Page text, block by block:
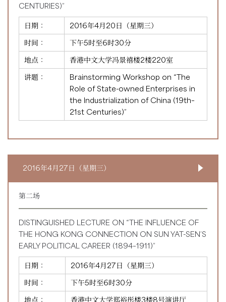
CENTURIES)”
日期：
2016年4月20日（星期三）
时间：
下午5时至6时30分
地点：
香港中文大学冯景禧楼2楼220室
讲题：
Brainstorming Workshop on “The
Role of State-owned Enterprises in
the Industrialization of China (19th–
21st Centuries)”
2016年4月27日（星期三）
第二场
DISTINGUISHED LECTURE ON “THE INFLUENCE OF
THE HONG KONG CONNECTION ON SUN YAT-SEN’S
EARLY POLITICAL CAREER (1894–1911)”
日期：
2016年4月27日（星期三）
时间：
下午5时至6时30分
地点：
香港中文大学郑裕彤楼3楼8号演讲厅